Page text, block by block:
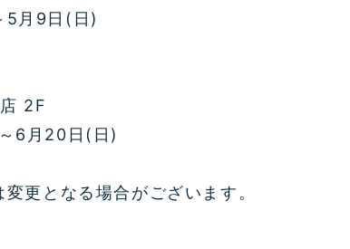
5月9日(日)
2F
6月20日(日)
更となる場合がございます。